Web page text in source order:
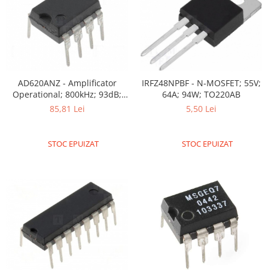
AD620ANZ - Amplificator
Operational; 800kHz; 93dB;
DIP8
85,81 Lei
STOC EPUIZAT
IRFZ48NPBF - N-MOSFET; 55V;
64A; 94W; TO220AB
5,50 Lei
STOC EPUIZAT